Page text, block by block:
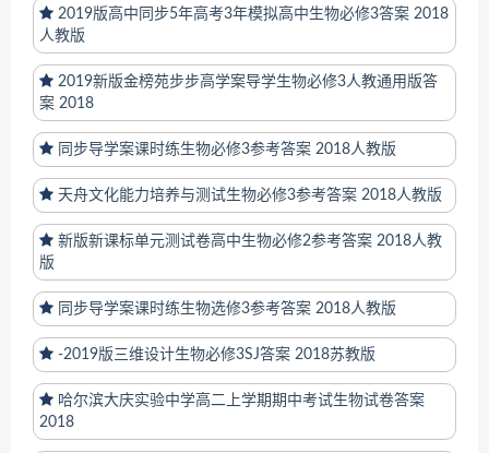
2019版高中同步5年高考3年模拟高中生物必修3答案 2018
人教版
2019新版金榜苑步步高学案导学生物必修3人教通用版答
案 2018
同步导学案课时练生物必修3参考答案 2018人教版
天舟文化能力培养与测试生物必修3参考答案 2018人教版
新版新课标单元测试卷高中生物必修2参考答案 2018人教
版
同步导学案课时练生物选修3参考答案 2018人教版
-2019版三维设计生物必修3SJ答案 2018苏教版
哈尔滨大庆实验中学高二上学期期中考试生物试卷答案
2018